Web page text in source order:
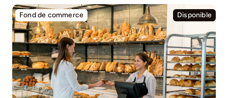
Fond de commerce Disponible